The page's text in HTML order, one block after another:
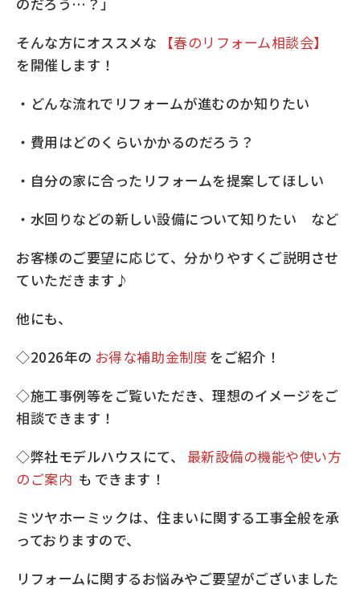
そんな方にオススメな
【春のリフォーム相談会】
を開催します！
・どんな流れでリフォームが進むのか知りたい
・費用はどのくらいかかるのだろう？
・自分の家に合ったリフォームを提案してほしい
・水回りなどの新しい設備について知りたい など
お客様のご要望に応じて、分かりやすくご説明させ
ていただきます♪
他にも、
◇2026年の お得な補助金制度 をご紹介！
◇施工事例等をご覧いただき、理想のイメージをご
相談できます！
◇弊社モデルハウスにて、
最新設備の機能や使い方
のご案内 も できます！
ミツヤホーミックは、住まいに関する工事全般を承
っておりますので、
リフォームに関するお悩みやご要望がございました